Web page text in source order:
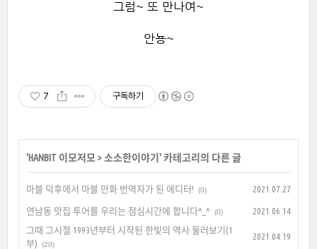
그럼~ 또 만나여~
안뇽~
7 구독하기
'HANBIT 이모저모 > 소소한이야기' 카테고리의 다른 글
마블 덕후에서 마블 만화 번역자가 된 에디터! (0) 2021.07.27
연남동 맛집 투어를 우리는 점심시간에 합니다^_^ (0)
2021.06.14
그때 그시절 1993년부터 시작된 한빛의 역사 둘러보기(1
부)
(20)
2021.04.19